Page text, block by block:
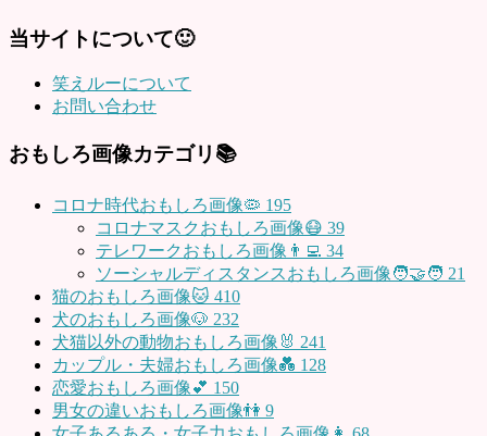
当サイトについて🙂
笑えルーについて
お問い合わせ
おもしろ画像カテゴリ📚
コロナ時代おもしろ画像🦠 195
コロナマスクおもしろ画像😷 39
テレワークおもしろ画像👨‍💻 34
ソーシャルディスタンスおもしろ画像🧑‍🤝‍🧑 21
猫のおもしろ画像🐱 410
犬のおもしろ画像🐶 232
犬猫以外の動物おもしろ画像🐰 241
カップル・夫婦おもしろ画像💑 128
恋愛おもしろ画像💕 150
男女の違いおもしろ画像👫 9